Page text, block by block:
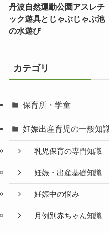
丹波自然運動公園アスレチ
ック遊具とじゃぶじゃぶ池
の水遊び
カテゴリ
保育所・学童
妊娠出産育児の一般知
乳児保育の専門知識
妊娠・出産基礎知識
妊娠中の悩み
月例別赤ちゃん知識